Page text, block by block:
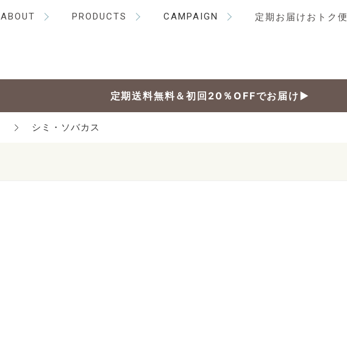
ABOUT PRODUCTS CAMPAIGN 定期お届けおトク便
定期送料無料＆初回20％OFFでお届け▶
シミ・ソバカス